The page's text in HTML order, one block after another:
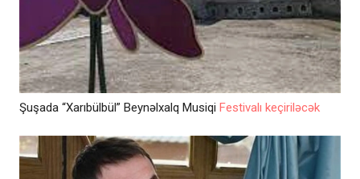
Şuşada “Xarıbülbül” Beynəlxalq Musiqi Festivalı keçiriləcək